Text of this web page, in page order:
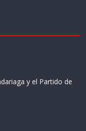
y el Partido de